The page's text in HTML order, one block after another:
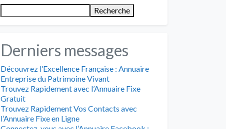
Recherche
Derniers messages
Découvrez l’Excellence Française : Annuaire
Entreprise du Patrimoine Vivant
Trouvez Rapidement avec l’Annuaire Fixe
Gratuit
Trouvez Rapidement Vos Contacts avec
l’Annuaire Fixe en Ligne